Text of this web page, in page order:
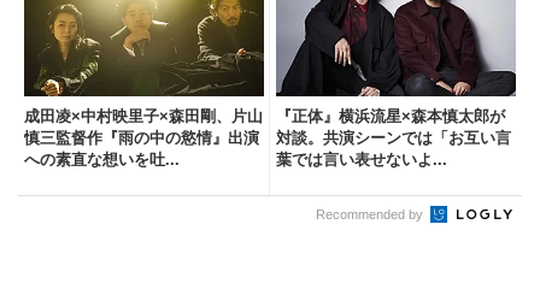
成田凌×中村映里子×森田剛、片山
慎三監督作『雨の中の慾情』出演
への素直な想いを吐...
『正体』横浜流星×森本慎太郎が
対談。共演シーンでは「お互い言
葉では言い表せないよ...
Recommended by